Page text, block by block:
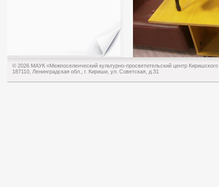
© 2026 МАУК «Межпоселенческий культурно-просветительский центр
187110, Ленинградская обл., г. Кириши, ул. Советская, д.31